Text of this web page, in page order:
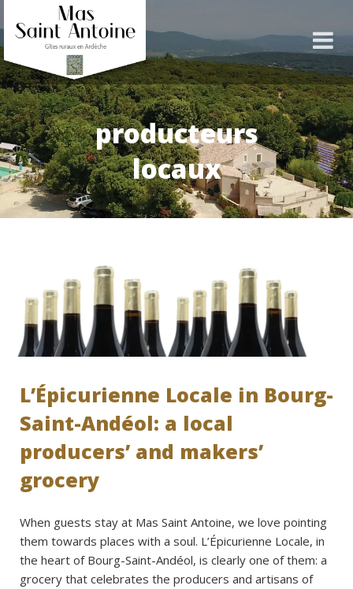
producteurs
locaux
L’Épicurienne Locale in Bourg-
Saint-Andéol: a local
producers’ and makers’
grocery
When guests stay at Mas Saint Antoine, we love pointing
them towards places with a soul. L’Épicurienne Locale, in
the heart of Bourg-Saint-Andéol, is clearly one of them: a
grocery that celebrates the producers and artisans of